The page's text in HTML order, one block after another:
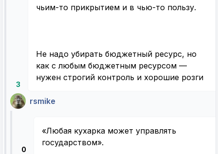
3
чьим-то прикрытием и в чью-то пользу.
Не надо убирать бюджетный ресурс, но
как с любым бюджетным ресурсом —
нужен строгий контроль и хорошие розги
rsmike
0
«Любая кухарка может управлять
государством».